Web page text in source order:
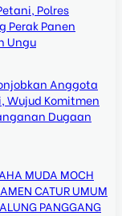
Polres
Perak Panen
Ungu
Anggota
Wujud Komitmen
Dugaan
MUDA MOCH
CATUR UMUM
PANGGANG